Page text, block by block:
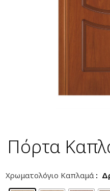
Πόρτα
Χρωματολόγιο Καπλαμά :